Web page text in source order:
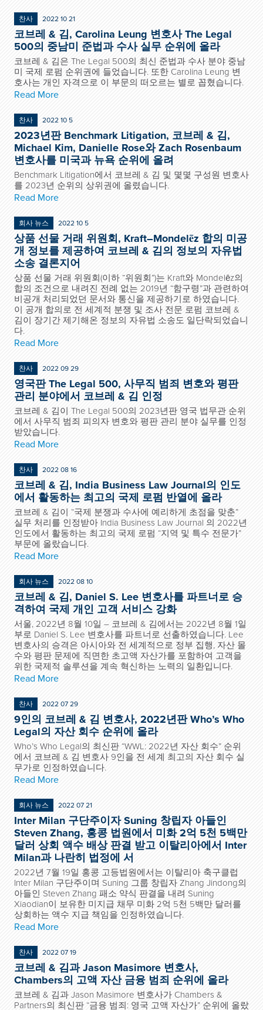
찬사 2022 10 21
코브레 & 김, Carolina Leung 변호사 The Legal
500의 중남미 준법과 수사 실무 순위에 올라
코브레 & 김은 The Legal 500의 최신 준법과 수사 분야 중남
미 국제 로펌 순위권에 들었습니다. 또한 Carolina Leung 변
호사는 개인 자격으로 이 부문의 떠오르는 별로 꼽혔습니다.
Read More
찬사 2022 10 5
2023년판 Benchmark Litigation, 코브레 & 김,
Michael Kim, Danielle Rose와 Zach Rosenbaum
변호사를 미국과 뉴욕 순위에 올려
Benchmark Litigation에서 코브레 & 김 및 몇몇 구성원 변호사
를 2023년 순위의 상위권에 올렸습니다.
Read More
회사 뉴스 2022 10 5
상품 선물 거래 위원회, Kraft–Mondelēz 합의 미공
개 정보를 제공하여 코브레 & 김의 정보의 자유법
소송 결론지어
상품 선물 거래 위원회(이하 “위원회”)는 Kraft와 Mondelēz의
합의 조건으로 내려진 전례 없는 2019년 “함구령”과 관련하여
비공개 처리되었던 문서와 통신을 제공하기로 하였습니다.
이 공개 합의로 전 세계적 분쟁 및 조사 전문 로펌 코브레 &
김이 장기간 제기해온 정보의 자유법 소송도 일단락되었습니
다.
Read More
찬사 2022 09 29
영국판 The Legal 500, 사무직 범죄 변호와 평판
관리 분야에서 코브레 & 김 인정
코브레 & 김이 The Legal 500의 2023년판 영국 법무관 순위
에서 사무직 범죄 피의자 변호와 평판 관리 분야 실무를 인정
받았습니다.
Read More
찬사 2022 08 16
코브레 & 김, India Business Law Journal의 인도
에서 활동하는 최고의 국제 로펌 반열에 올라
코브레 & 김이 “국제 분쟁과 수사에 예리하게 초점을 맞춘”
실무 처리를 인정받아 India Business Law Journal 의 2022년
인도에서 활동하는 최고의 국제 로펌 “지역 및 특수 전문가”
부문에 올랐습니다.
Read More
회사 뉴스 2022 08 10
코브레 & 김, Daniel S. Lee 변호사를 파트너로 승
격하여 국제 개인 고객 서비스 강화
서울, 2022년 8월 10일 – 코브레 & 김에서는 2022년 8월 1일
부로 Daniel S. Lee 변호사를 파트너로 선출하였습니다. Lee
변호사의 승격은 아시아와 전 세계적으로 정부 집행, 자산 몰
수와 평판 문제에 직면한 초고액 자산가를 포함하여 고객을
위한 국제적 솔루션을 계속 혁신하는 노력의 일환입니다.
Read More
찬사 2022 07 29
9인의 코브레 & 김 변호사, 2022년판 Who’s Who
Legal의 자산 회수 순위에 올라
Who’s Who Legal의 최신판 “WWL: 2022년 자산 회수” 순위
에서 코브레 & 김 변호사 9인을 전 세계 최고의 자산 회수 실
무가로 인정하였습니다.
Read More
회사 뉴스 2022 07 21
Inter Milan 구단주이자 Suning 창립자 아들인
Steven Zhang, 홍콩 법원에서 미화 2억 5천 5백만
달러 상회 액수 배상 판결 받고 이탈리아에서 Inter
Milan과 나란히 법정에 서
2022년 7월 19일 홍콩 고등법원에서는 이탈리아 축구클럽
Inter Milan 구단주이며 Suning 그룹 창립자 Zhang Jindong의
아들인 Steven Zhang 패소 약식 판결을 내려 Suning
Xiaodian이 보유한 미지급 채무 미화 2억 5천 5백만 달러를
상회하는 액수 지급 책임을 인정하였습니다.
Read More
찬사 2022 07 19
코브레 & 김과 Jason Masimore 변호사,
Chambers의 고액 자산 금융 범죄 순위에 올라
코브레 & 김과 Jason Masimore 변호사가 Chambers &
Partners의 최신판 “금융 범죄: 영국 고액 자산가” 순위에 올랐